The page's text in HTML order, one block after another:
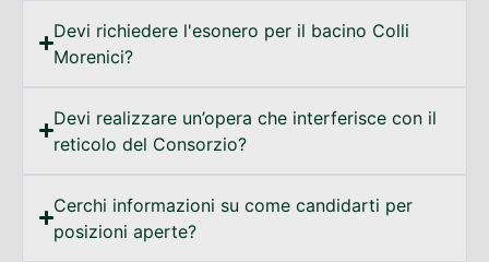
Devi richiedere l'esonero per il bacino Colli
Morenici?
Devi realizzare un’opera che interferisce con il
reticolo del Consorzio?
Cerchi informazioni su come candidarti per
posizioni aperte?